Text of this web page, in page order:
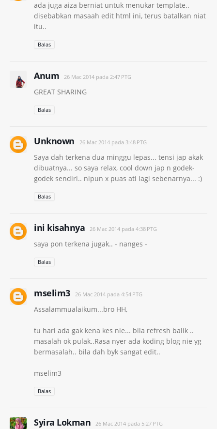
ada juga aiza berniat untuk menukar template..
disebabkan masaah edit html ini, terus batalkan niat
itu..
Balas
Anum 26 Mac 2014 pada 2:47 PTG
GREAT SHARING
Balas
Unknown 26 Mac 2014 pada 3:48 PTG
Saya dah terkena dua minggu lepas... tensi jap akak
dibuatnya... so saya relax, cool down jap n godek-
godek sendiri.. nipun x puas ati lagi sebenarnya... :)
Balas
ini kisahnya 26 Mac 2014 pada 4:38 PTG
saya pon terkena jugak.. - nanges -
Balas
mselim3 26 Mac 2014 pada 4:54 PTG
Assalammualaikum...bro HH,
tu hari ada gak kena kes nie... bila refresh balik ..
masalah ok pulak..Rasa nyer ada koding blog nie yg
bermasalah.. bila dah byk sangat edit..
mselim3
Balas
Syira Lokman 26 Mac 2014 pada 5:27 PTG